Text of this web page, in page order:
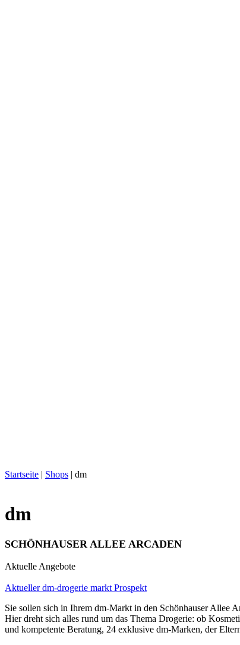
Startseite | Shops | dm
dm
SCHÖNHAUSER ALLEE ARCADEN
Aktuelle Angebote
Aktueller dm-drogerie markt Prospekt
Sie sollen sich in Ihrem dm-Markt in den Schönhauser Allee
Hier dreht sich alles rund um das Thema Drogerie: ob
und kompetente Beratung, 24 exklusive dm-Marken, der